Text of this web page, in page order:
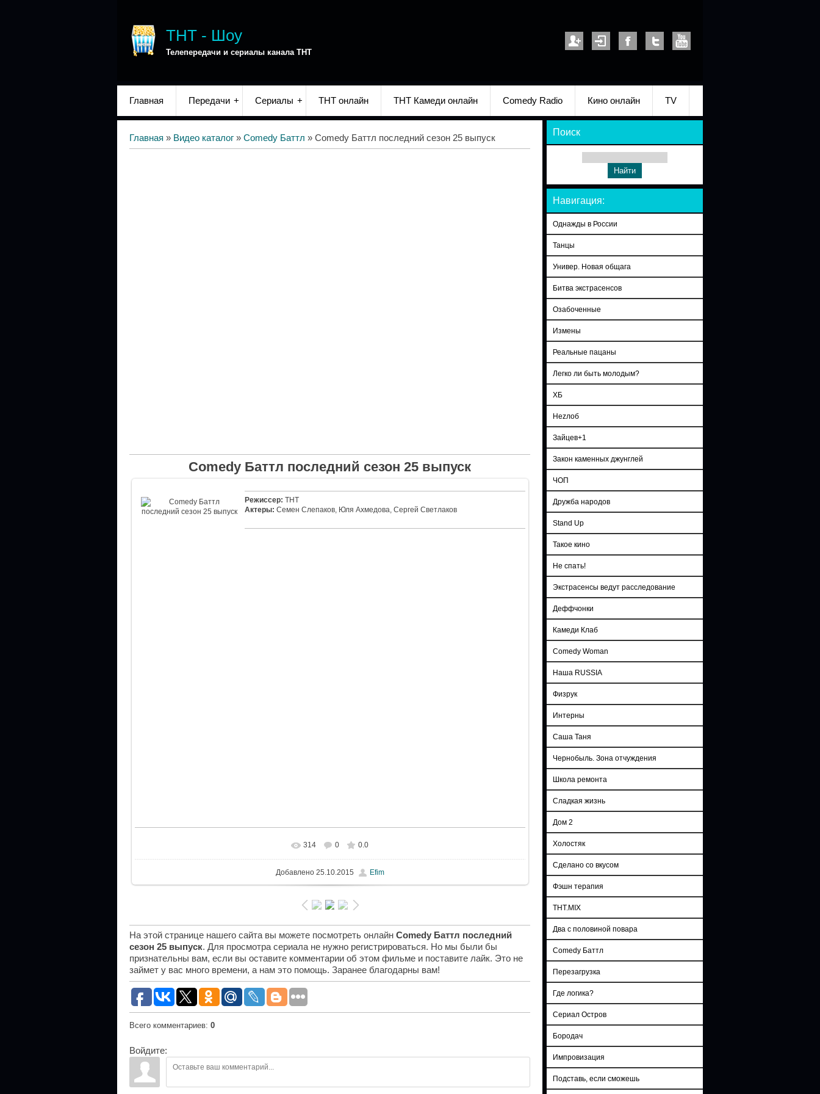
ТНТ - Шоу
Телепередачи и сериалы канала ТНТ
Главная Передачи Сериалы ТНТ онлайн ТНТ Камеди онлайн Comedy Radio Кино онлайн TV
Главная » Видео каталог » Comedy Баттл » Comedy Баттл последний сезон 25 выпуск
Comedy Баттл последний сезон 25 выпуск
Режиссер: ТНТ
Актеры: Семен Слепаков, Юля Ахмедова, Сергей Светлаков
314 0 0.0
Добавлено25.10.2015 Efim
На этой странице нашего сайта вы можете посмотреть онлайн Comedy Баттл последний
сезон 25 выпуск. Для просмотра сериала не нужно регистрироваться. Но мы были бы
признательны вам, если вы оставите комментарии об этом фильме и поставите лайк. Это не
займет у вас много времени, а нам это помощь. Заранее благодарны вам!
Всего комментариев: 0
Войдите:
Поиск
Навигация:
Однажды в России
Танцы
Универ. Новая общага
Битва экстрасенсов
Озабоченные
Измены
Реальные пацаны
Легко ли быть молодым?
ХБ
Неzлоб
Зайцев+1
Закон каменных джунглей
ЧОП
Дружба народов
Stand Up
Такое кино
Не спать!
Экстрасенсы ведут расследование
Деффчонки
Камеди Клаб
Comedy Woman
Наша RUSSIA
Физрук
Интерны
Саша Таня
Чернобыль. Зона отчуждения
Школа ремонта
Сладкая жизнь
Дом 2
Холостяк
Сделано со вкусом
Фэшн терапия
ТНТ.MIX
Два с половиной повара
Comedy Баттл
Перезагрузка
Где логика?
Сериал Остров
Бородач
Импровизация
Подставь, если сможешь